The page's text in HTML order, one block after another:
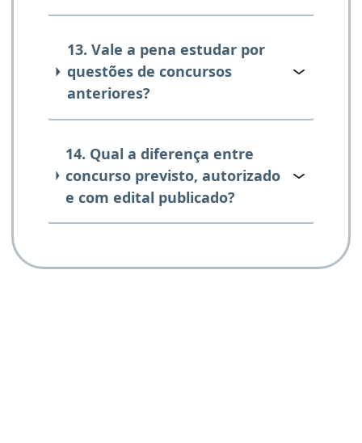
13. Vale a pena estudar por
questões de concursos
anteriores?
14. Qual a diferença entre
concurso previsto, autorizado
e com edital publicado?